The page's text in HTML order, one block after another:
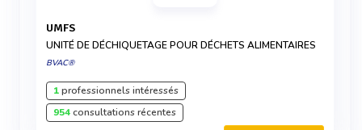
UMFS
UNITÉ DE DÉCHIQUETAGE POUR DÉCHETS ALIMENTAIRES
BVAC®
1professionnels intéressés
954consultations récentes